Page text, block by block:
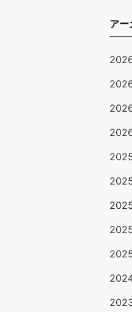
アー